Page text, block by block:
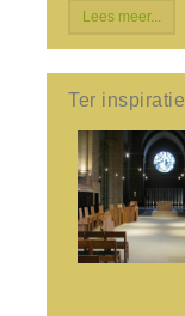
Lees meer...
Ter inspiratie